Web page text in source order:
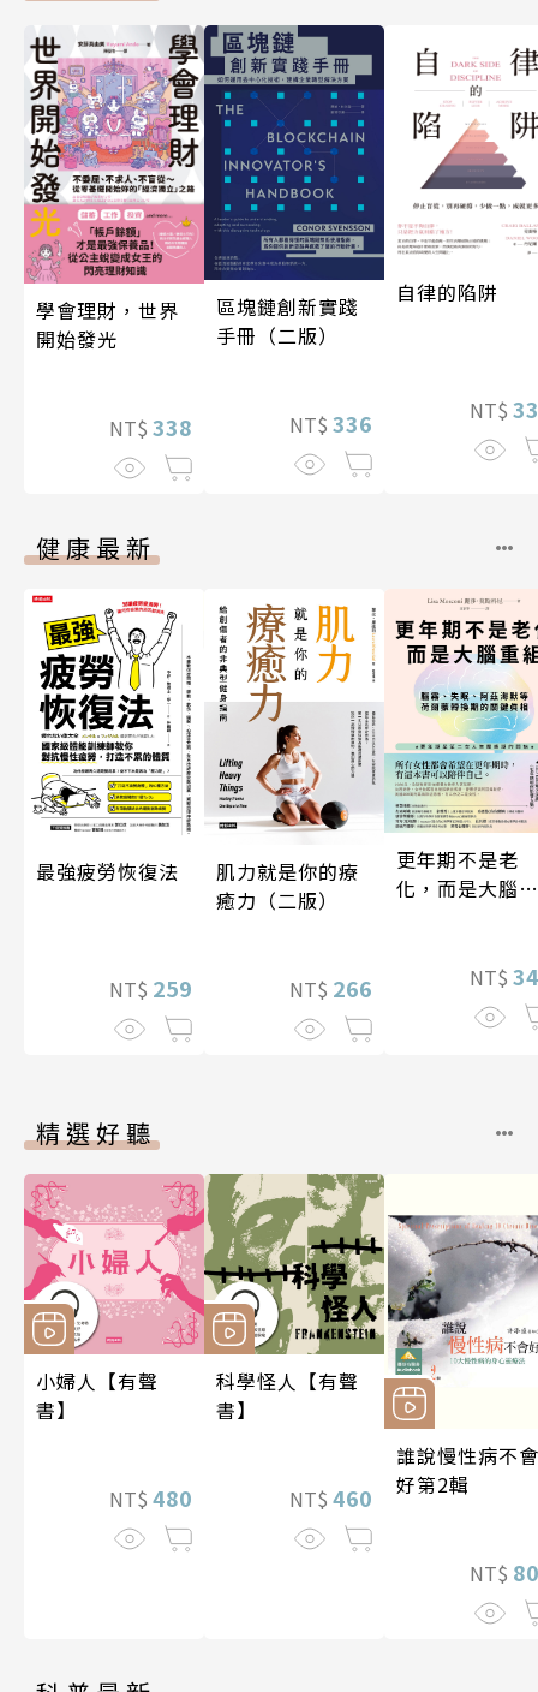
學會理財，世界
開始發光
NT$ 338
區塊鏈創新實踐
手冊（二版）
NT$ 336
自律的陷阱
NT$
健康最新
最強疲勞恢復法
NT$ 259
肌力就是你的療
癒力（二版）
NT$ 266
更年期不是老
化，而是大腦重
NT$
精選好聽
小婦人【有聲
書】
NT$ 480
科學怪人【有聲
書】
NT$ 460
誰說慢性病不會
好第2輯
NT$